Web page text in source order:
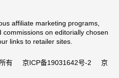
affiliate marketing programs,
on editorially chosen
links to retailer sites.
有 京ICP备19031642号-2
京